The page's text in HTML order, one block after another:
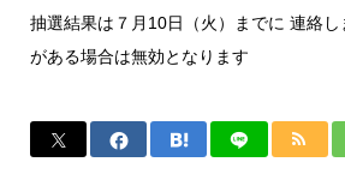
抽選結果は７月10日（火）までに 連絡
がある場合は無効となります